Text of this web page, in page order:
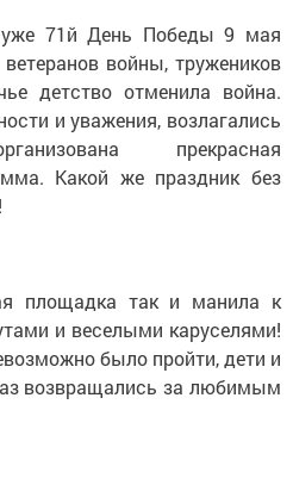
71й День Победы 9 мая
войны, тружеников
детство отменила война.
и уважения, возлагались
прекрасная
Какой же праздник без
площадка так и манила к
и веселыми каруселями!
было пройти, дети и
возвращались за любимым